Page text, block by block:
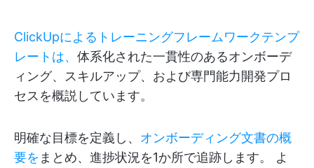
ClickUpによるトレーニングフレームワークテンプ
レートは、 体系化された一貫性のあるオンボーデ
ィング、スキルアップ、および専門能力開発プロ
セスを概説しています。
明確な目標を定義し、 オンボーディング文書の概
要を まとめ、進捗状況を1か所で追跡します。 よ